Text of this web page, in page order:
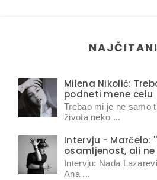
Milena Nikolić:
podneti mene celu
Trebao mi je ne samo
života neko ...
Intervju - Marčelo:
osamljenost, ali
Intervju: Nađa
Ana ...